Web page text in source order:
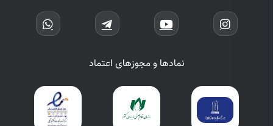
نمادها و مجوزهای اعتماد